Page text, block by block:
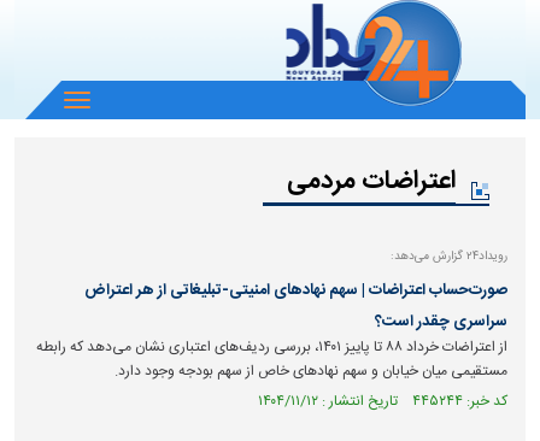
باز
و
اعتراضات مردمی
رویداد۲۴ گزارش می‌دهد:
صورت‌حساب اعتراضات | سهم نهادهای امنیتی-تبلیغاتی از هر اعتراض
سراسری چقدر است؟
از اعتراضات خرداد ۸۸ تا پاییز ۱۴۰۱، بررسی ردیف‌های اعتباری نشان می‌دهد که رابطه
مستقیمی میان خیابان و سهم نهاد‌های خاص از سهم بودجه وجود دارد.
کد خبر: ۴۴۵۲۴۴ تاریخ انتشار : ۱۴۰۴/۱۱/۱۲